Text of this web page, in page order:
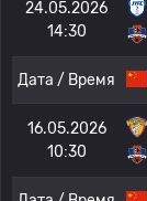
24.05.2026
14:30
Дата / Время
16.05.2026
10:30